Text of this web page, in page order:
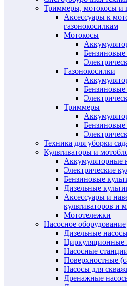
Триммеры, мотокосы и
Аксессуары к
газонокосилкам
Мотокосы
Бензиновые
Газонокосилки
Бензиновые
Триммеры
Техника для уборки
Культиваторы и
Аккумуляторные
Электрические
Бензиновые
Дизельные
Аксессуары и
культиваторов и
Мототележки
Насосное оборудование
Дизельные насосы
Циркуляционные
Насосные станции
Поверхностные
Насосы для
Дренажные